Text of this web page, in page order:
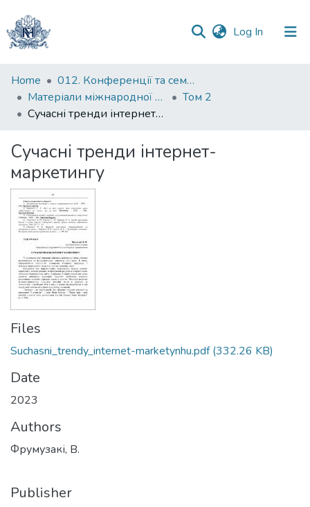
Log In (current)
Communities
&
Collections
Statistics
Home
012. Конференції та семінари НаУКМА
Матеріали міжнародної науково-практичної конференції "Менеджмент та маркетинг як фактори розвитку бізнесу в умовах економіки відновлення", 18-19 квітня 2023 р.
Том 2
Сучасні тренди інтернет-маркетингу
Сучасні тренди інтернет-
маркетингу
Files
Suchasni_trendy_internet-marketynhu.pdf(332.26 KB)
Date
2023
Authors
Фрумузакі, В.
Publisher